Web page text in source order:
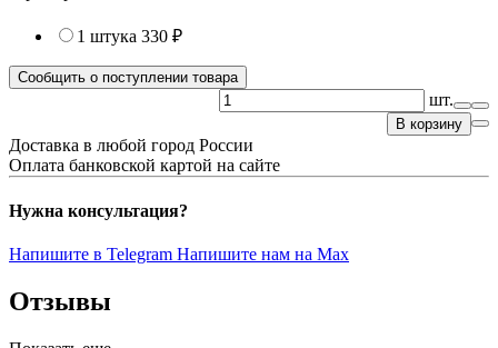
1 штука 330 ₽
Сообщить о поступлении товара
шт.
В корзину
Доставка в любой город России
Оплата банковской картой на сайте
Нужна консультация?
Напишите в Telegram Напишите нам на Max
Отзывы